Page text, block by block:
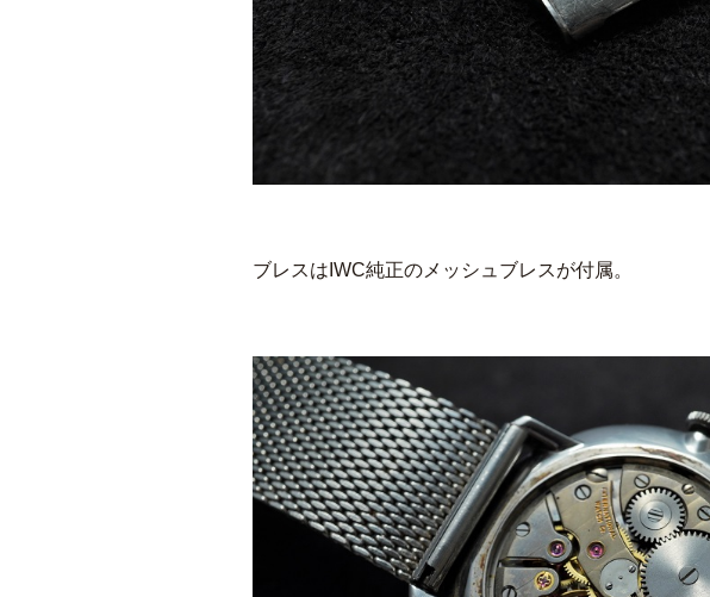
ブレスはIWC純正のメッシュブレスが付属。